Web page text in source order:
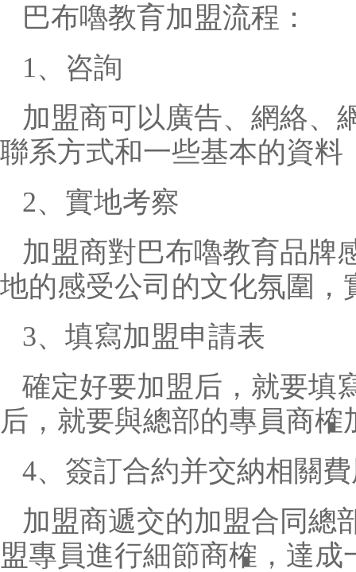
巴布嚕教育加盟流程：
1、咨詢
加盟商可以廣告、網絡、
聯系方式和一些基本的資
2、實地考察
加盟商對巴布嚕教育品牌
地的感受公司的文化氛圍，
3、填寫加盟申請表
確定好要加盟后，就要填
后，就要與總部的專員商榷
4、簽訂合約并交納相關
加盟商遞交的加盟合同總
盟專員進行細節商榷，達